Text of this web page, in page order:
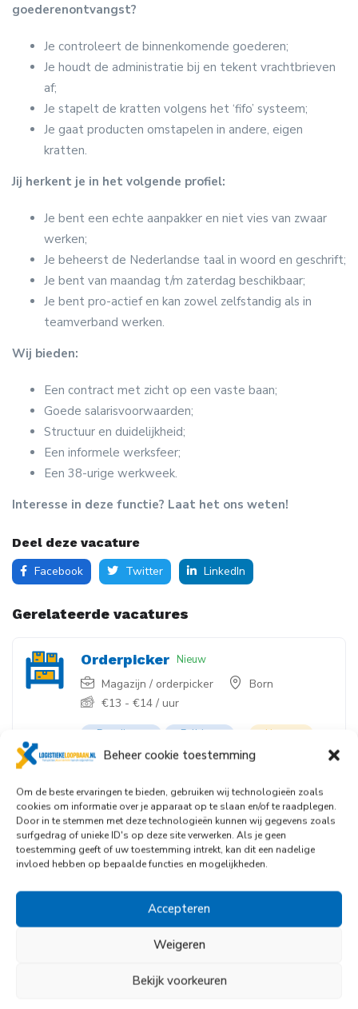
Beheer cookie toestemming
Om de beste ervaringen te bieden, gebruiken wij technologieën zoals
cookies om informatie over je apparaat op te slaan en/of te raadplegen.
Door in te stemmen met deze technologieën kunnen wij gegevens zoals
surfgedrag of unieke ID's op deze site verwerken. Als je geen
toestemming geeft of uw toestemming intrekt, kan dit een nadelige
invloed hebben op bepaalde functies en mogelijkheden.
Accepteren
Weigeren
Bekijk voorkeuren
goederenontvangst?
Je controleert de binnenkomende goederen;
Je houdt de administratie bij en tekent vrachtbrieven
af;
Je stapelt de kratten volgens het ‘fifo’ systeem;
Je gaat producten omstapelen in andere, eigen
kratten.
Jij herkent je in het volgende profiel:
Je bent een echte aanpakker en niet vies van zwaar
werken;
Je beheerst de Nederlandse taal in woord en geschrift;
Je bent van maandag t/m zaterdag beschikbaar;
Je bent pro-actief en kan zowel zelfstandig als in
teamverband werken.
Wij bieden:
Een contract met zicht op een vaste baan;
Goede salarisvoorwaarden;
Structuur en duidelijkheid;
Een informele werksfeer;
Een 38-urige werkweek.
Interesse in deze functie? Laat het ons weten!
Deel deze vacature
Facebook
Twitter LinkedIn
Gerelateerde vacatures
Orderpicker Nieuw
Magazijn / orderpicker
Born
€13 - €14 / uur
Dagdienst Fulltime Urgent
Warehouse Keeper Nieuw
Magazijn / orderpicker
Geleen
€ 2800- €3200/ maand
Dagdienst Fulltime
Allround Warehouse Employee
Heftruck / Reachtruck
administratief ,Magazijn / orderpicker